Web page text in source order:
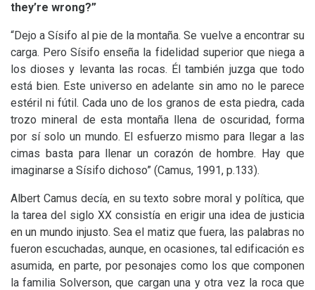
they’re wrong?”
“Dejo a Sísifo al pie de la montaña. Se vuelve a encontrar su
carga. Pero Sísifo enseña la fidelidad superior que niega a
los dioses y levanta las rocas. Él también juzga que todo
está bien. Este universo en adelante sin amo no le parece
estéril ni fútil. Cada uno de los granos de esta piedra, cada
trozo mineral de esta montaña llena de oscuridad, forma
por sí solo un mundo. El esfuerzo mismo para llegar a las
cimas basta para llenar un corazón de hombre. Hay que
imaginarse a Sísifo dichoso” (Camus, 1991, p.133).
Albert Camus decía, en su texto sobre moral y política, que
la tarea del sigloXX consistía en erigir una idea de justicia
en un mundo injusto.Sea el matiz que fuera, las palabras no
fueron escuchadas, aunque, en ocasiones, tal edificación es
asumida, en parte, por pesonajes como los que componen
la familia Solverson, que cargan una y otra vez la roca que